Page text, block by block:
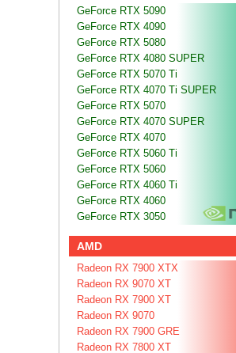
GeForce RTX 5090
GeForce RTX 4090
GeForce RTX 5080
GeForce RTX 4080 SUPER
GeForce RTX 5070 Ti
GeForce RTX 4070 Ti SUPER
GeForce RTX 5070
GeForce RTX 4070 SUPER
GeForce RTX 4070
GeForce RTX 5060 Ti
GeForce RTX 5060
GeForce RTX 4060 Ti
GeForce RTX 4060
GeForce RTX 3050
AMD
Radeon RX 7900 XTX
Radeon RX 9070 XT
Radeon RX 7900 XT
Radeon RX 9070
Radeon RX 7900 GRE
Radeon RX 7800 XT